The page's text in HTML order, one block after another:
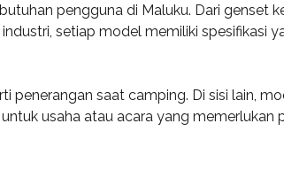
pengguna di Maluku. Dari genset
setiap model memiliki spesifikasi
penerangan saat camping. Di sisi lain,
usaha atau acara yang memerlukan